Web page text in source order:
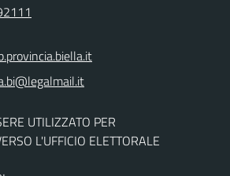
UTILIZZATO PER
L'UFFICIO ELETTORALE